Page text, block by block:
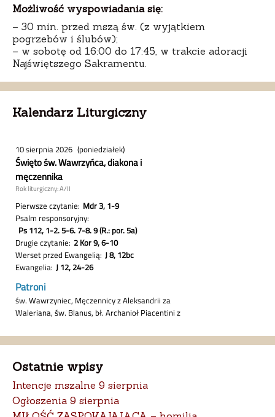
Możliwość wyspowiadania się:
– 30 min. przed mszą św. (z wyjątkiem
pogrzebów i ślubów);
– w sobotę od 16:00 do 17:45, w trakcie adoracji
Najświętszego Sakramentu.
Kalendarz Liturgiczny
Ostatnie wpisy
Intencje mszalne 9 sierpnia
Ogłoszenia 9 sierpnia